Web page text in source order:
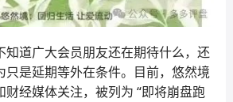
知道广大会员朋友还在期待什么，还
只是延期等外在条件。目前，悠然境
财经媒体关注，被列为 “即将崩盘跑